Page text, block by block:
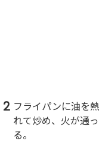
2 フライパンに油を
れて炒め、火が通
る。